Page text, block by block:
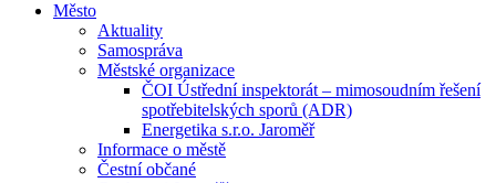
Město
Aktuality
Samospráva
Městské organizace
ČOI Ústřední inspektorát – mimosoudním řešení
spotřebitelských sporů (ADR)
Energetika s.r.o. Jaroměř
Informace o městě
Čestní občané